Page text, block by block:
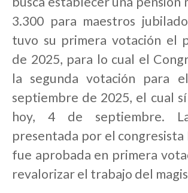
3.300 para maestros
tuvo su primera votación el
de 2025, para lo cual el
la segunda votación para
septiembre de 2025, el cual
hoy, 4 de septiembre.
presentada por el congresista
fue aprobada en primera
revalorizar el trabajo del